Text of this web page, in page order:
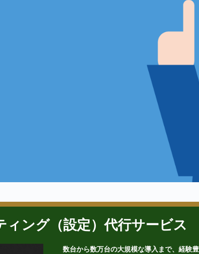
ング（設定）代行サービス
数台から数万台の大規模な導入まで、経験